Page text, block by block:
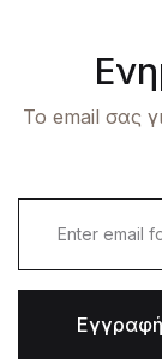
Το email σας
Εγγραφή